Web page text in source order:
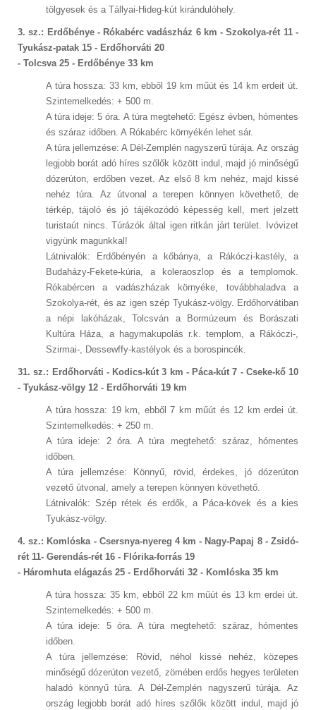
tölgyesek és a Tállyai-Hideg-kút kirándulóhely.
3. sz.: Erdőbénye - Rókabérc vadászház 6 km - Szokolya-rét 11 -
Tyukász-patak 15 - Erdőhorváti 20
- Tolcsva 25 - Erdőbénye 33 km
A túra hossza: 33 km, ebből 19 km műút és 14 km erdeit út.
Szintemelkedés: + 500 m.
A túra ideje: 5 óra. A túra megtehető: Egész évben, hómentes
és száraz időben. A Rókabérc környékén lehet sár.
A túra jellemzése: A Dél-Zemplén nagyszerű túrája. Az ország
legjobb borát adó híres szőlők között indul, majd jó minőségű
dózerúton, erdőben vezet. Az első 8 km nehéz, majd kissé
nehéz túra. Az útvonal a terepen könnyen követhető, de
térkép, tájoló és jó tájékozódó képesség kell, mert jelzett
turistaút nincs. Túrázók által igen ritkán járt terület. Ivóvizet
vigyünk magunkkal!
Látnivalók: Erdőbényén a kőbánya, a Rákóczi-kastély, a
Budaházy-Fekete-kúria, a koleraoszlop és a templomok.
Rókabércen a vadászházak környéke, továbbhaladva a
Szokolya-rét, és az igen szép Tyukász-völgy. Erdőhorvátiban
a népi lakóházak, Tolcsván a Bormúzeum és Borászati
Kultúra Háza, a hagymakupolás r.k. templom, a Rákóczi-,
Szirmai-, Dessewffy-kastélyok és a borospincék.
31. sz.: Erdőhorváti - Kodics-kút 3 km - Páca-kút 7 - Cseke-kő 10
- Tyukász-völgy 12 - Erdőhorváti 19 km
A túra hossza: 19 km, ebből 7 km műút és 12 km erdei út.
Szintemelkedés: + 250 m.
A túra ideje: 2 óra. A túra megtehető: száraz, hómentes
időben.
A túra jellemzése: Könnyű, rövid, érdekes, jó dózerúton
vezető útvonal, amely a terepen könnyen követhető.
Látnivalók: Szép rétek és erdők, a Páca-kövek és a kies
Tyukász-völgy.
4. sz.: Komlóska - Csersnya-nyereg 4 km - Nagy-Papaj 8 - Zsidó-
rét 11- Gerendás-rét 16 - Flórika-forrás 19
- Háromhuta elágazás 25 - Erdőhorváti 32 - Komlóska 35 km
A túra hossza: 35 km, ebből 22 km műút és 13 km erdei út.
Szintemelkedés: + 500 m.
A túra ideje: 5 óra. A túra megtehető: száraz, hómentes
időben.
A túra jellemzése: Rövid, néhol kissé nehéz, közepes
minőségű dózerúton vezető, zömében erdős hegyes területen
haladó könnyű túra. A Dél-Zemplén nagyszerű túrája. Az
ország legjobb borát adó híres szőlők között indul, majd jó